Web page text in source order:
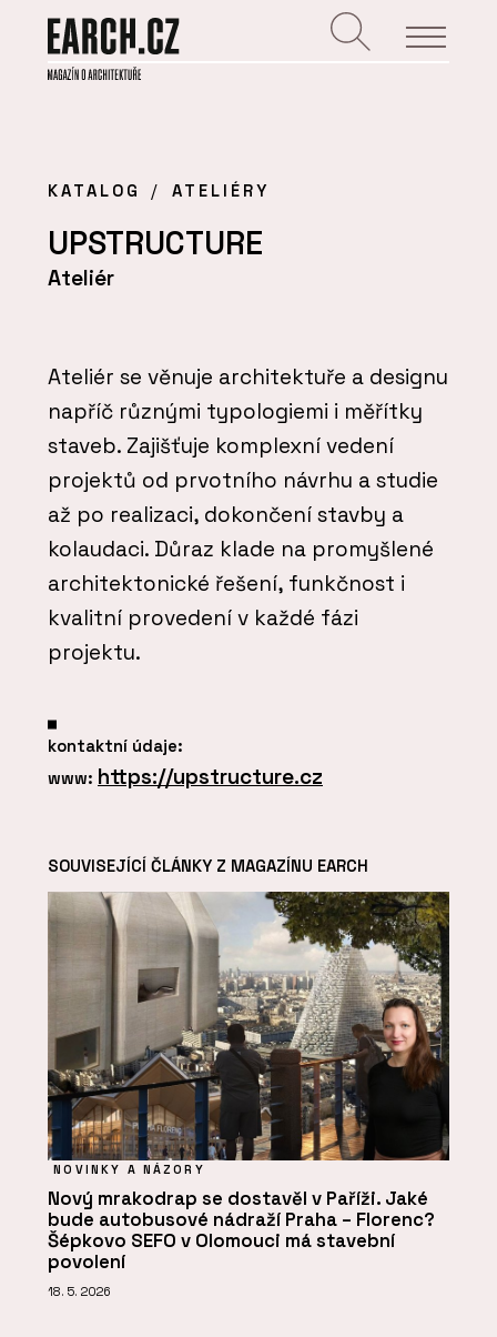
KATALOG ATELIÉRY
UPSTRUCTURE
Ateliér
Ateliér se věnuje architektuře a designu
napříč různými typologiemi i měřítky
staveb. Zajišťuje komplexní vedení
projektů od prvotního návrhu a studie
až po realizaci, dokončení stavby a
kolaudaci. Důraz klade na promyšlené
architektonické řešení, funkčnost i
kvalitní provedení v každé fázi
projektu.
kontaktní údaje:
www: https://upstructure.cz
SOUVISEJÍCÍ ČLÁNKY Z MAGAZÍNU EARCH
NOVINKY A NÁZORY
Nový mrakodrap se dostavěl v Paříži. Jaké
bude autobusové nádraží Praha – Florenc?
Šépkovo SEFO v Olomouci má stavební
povolení
18. 5. 2026